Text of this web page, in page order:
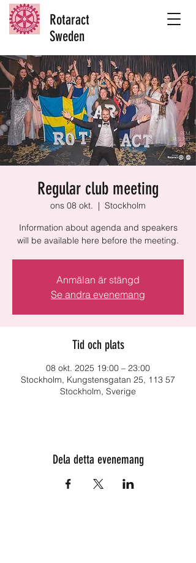
Rotaract
Sweden
Regular club meeting
ons 08 okt.
  |
Stockholm
Information about agenda and speakers
will be available here before the meeting.
Anmälan är stängd
Se andra evenemang
Tid och plats
08 okt. 2025 19:00 – 23:00
Stockholm, Kungstensgatan 25, 113 57
Stockholm, Sverige
Dela detta evenemang